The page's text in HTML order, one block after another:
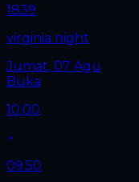
1839
virginia night
Jumat, 07 Agu
Buka
10.00
09.50